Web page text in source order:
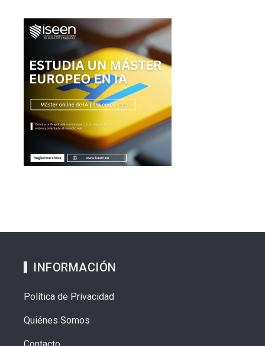
INFORMACIÓN
Política de Privacidad
Quiénes Somos